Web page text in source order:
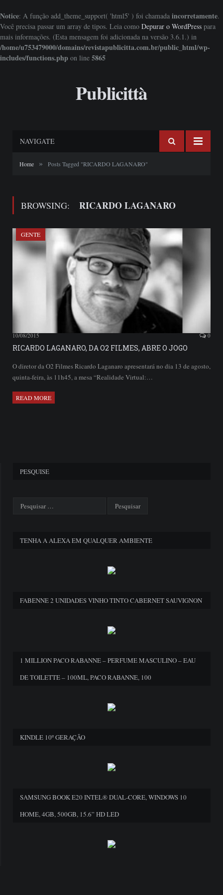
Notice: A função add_theme_support( 'html5' ) foi chamada incorretamente.
Você precisa passar um array de tipos. Leia como Depurar o WordPress para
mais informações. (Esta mensagem foi adicionada na versão 3.6.1.) in
/home/u753479000/domains/revistapublicitta.com.br/public_html/wp-
includes/functions.php on line 5865
Publicittà
NAVIGATE
Home » Posts Tagged "RICARDO LAGANARO"
BROWSING: RICARDO LAGANARO
GENTE
10/08/2015 0
RICARDO LAGANARO, DA O2 FILMES, ABRE O JOGO
O diretor da O2 Filmes Ricardo Laganaro apresentará no dia 13 de agosto,
quinta-feira, às 11h45, a mesa “Realidade Virtual:…
READ MORE
PESQUISE
TENHA A ALEXA EM QUALQUER AMBIENTE
FABENNE 2 UNIDADES VINHO TINTO CABERNET SAUVIGNON
1 MILLION PACO RABANNE – PERFUME MASCULINO – EAU
DE TOILETTE – 100ML, PACO RABANNE, 100
KINDLE 10º GERAÇÃO
SAMSUNG BOOK E20 INTEL® DUAL-CORE, WINDOWS 10
HOME, 4GB, 500GB, 15.6” HD LED